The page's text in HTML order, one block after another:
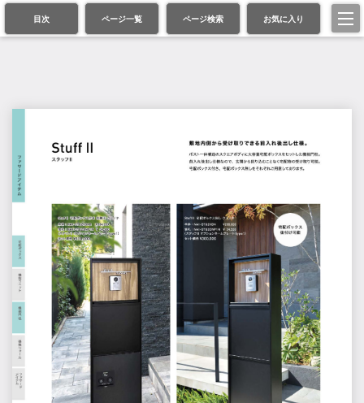
目次 ページ一覧 ページ検索 お気に入り